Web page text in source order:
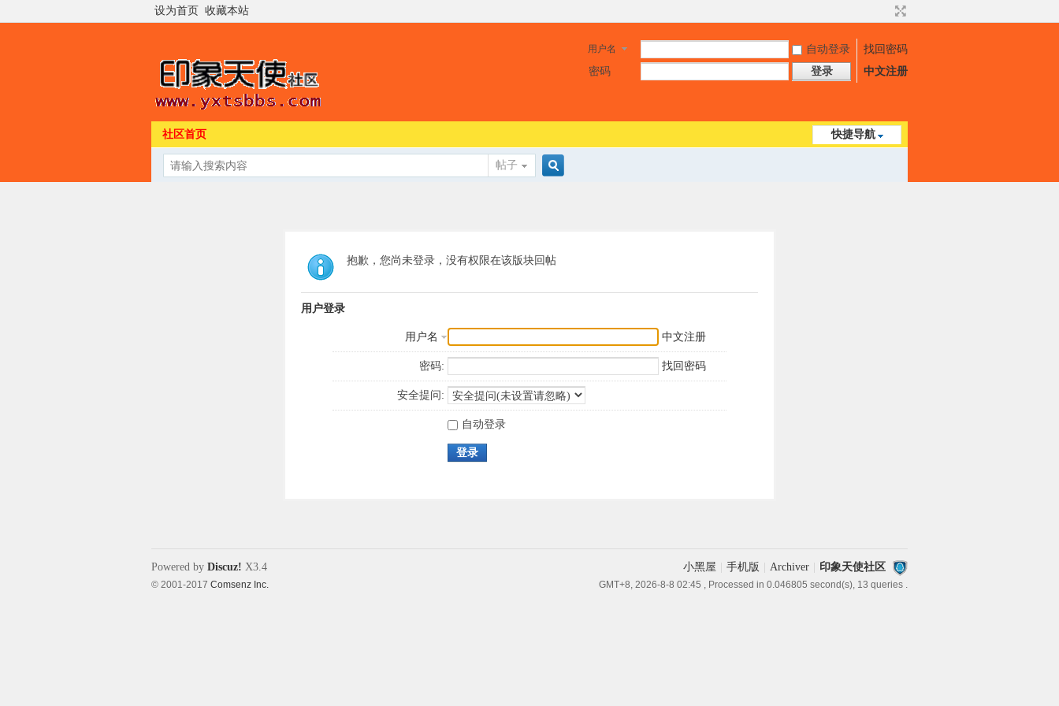
设为首页 收藏本站
用户名 自动登录
找回密码
密码
登录 中文注册
快捷导航
社区首页
帖子
索
抱歉，您尚未登录，没有权限在该版块回帖
用户登录
用户名 中文注册
密码: 找回密码
安全提问:
自动登录
登录
小黑屋 手机版 Archiver 印象天使社区
GMT+8, 2026-8-8 02:45 , Processed in 0.046805 second(s), 13 queries .
Powered by Discuz! X3.4
© 2001-2017 Comsenz Inc.